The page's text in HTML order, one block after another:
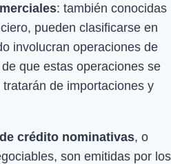
: también conocidas
pueden clasificarse en
involucran operaciones de
que estas operaciones se
de importaciones y
crédito nominativas, o
son emitidas por los